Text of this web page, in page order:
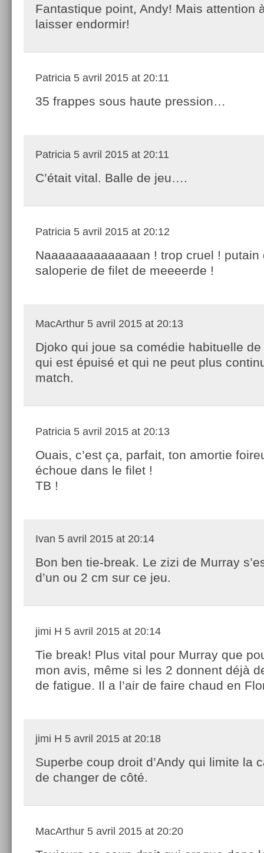
Fantastique point, Andy! Mais attention
laisser endormir!
Patricia 5 avril 2015 at 20:11
35 frappes sous haute pression…
Patricia 5 avril 2015 at 20:11
C’était vital. Balle de jeu….
Patricia 5 avril 2015 at 20:12
Naaaaaaaaaaaaaan ! trop cruel ! putain
saloperie de filet de meeeerde !
MacArthur 5 avril 2015 at 20:13
Djoko qui joue sa comédie habituelle de
qui est épuisé et qui ne peut plus
match.
Patricia 5 avril 2015 at 20:13
Ouais, c’est ça, parfait, ton amortie
échoue dans le filet !
TB !
Ivan 5 avril 2015 at 20:14
Bon ben tie-break. Le zizi de Murray
d’un ou 2 cm sur ce jeu.
jimi H 5 avril 2015 at 20:14
Tie break! Plus vital pour Murray que
mon avis, même si les 2 donnent déjà
de fatigue. Il a l’air de faire chaud en
jimi H 5 avril 2015 at 20:18
Superbe coup droit d’Andy qui limite la
de changer de côté.
MacArthur 5 avril 2015 at 20:20